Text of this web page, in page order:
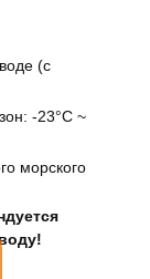
(с
-23°C ~
морского